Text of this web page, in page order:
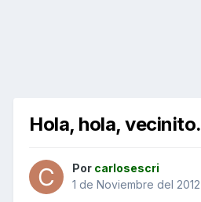
Hola, hola,
Por carlosescri
1 de Noviembre del 2012